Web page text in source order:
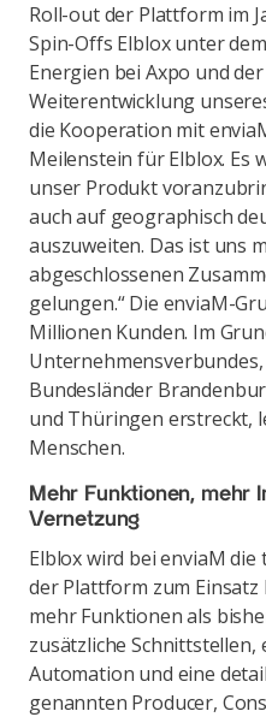
Roll-out der Plattform im
Spin-Offs Elblox unter
Energien bei Axpo und
Weiterentwicklung
die Kooperation mit
Meilenstein für Elblox. Es
unser Produkt
auch auf geographisch
auszuweiten. Das ist uns
abgeschlossenen
gelungen.“ Die enviaM-
Millionen Kunden. Im
Bundesländer
und Thüringen erstreckt,
Menschen.
Mehr Funktionen, mehr
Vernetzung
Elblox wird bei enviaM
der Plattform zum
mehr Funktionen als
zusätzliche Schnittstellen,
Automation und eine
genannten Producer,